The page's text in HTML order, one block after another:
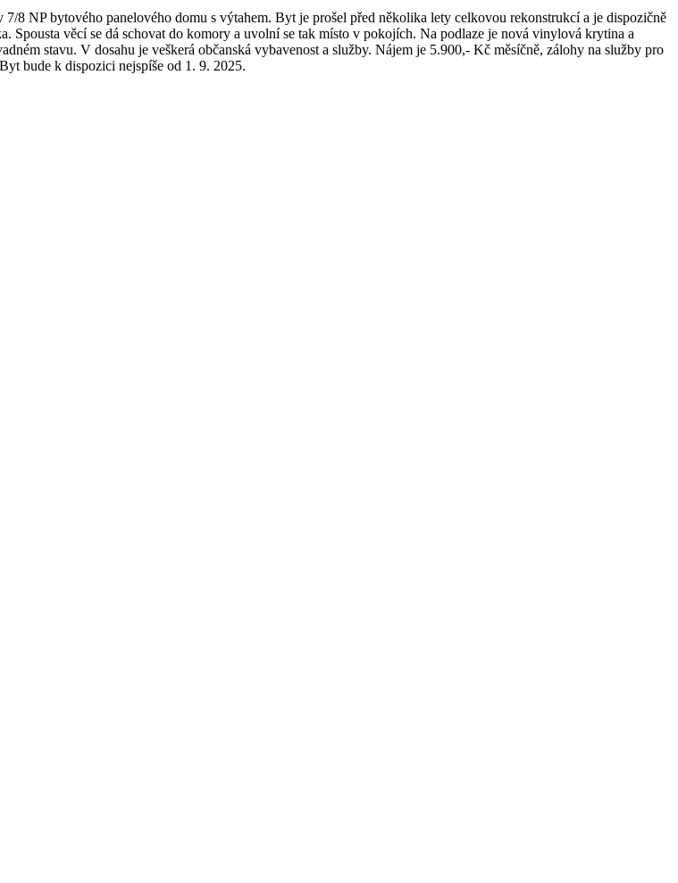
8 NP bytového panelového domu s výtahem. Byt je prošel před několika lety celkovou rekonstrukcí a je dispozičně
Spousta věcí se dá schovat do komory a uvolní se tak místo v pokojích. Na podlaze je nová vinylová krytina a
stavu. V dosahu je veškerá občanská vybavenost a služby. Nájem je 5.900,- Kč měsíčně, zálohy na služby pro
bude k dispozici nejspíše od 1. 9. 2025.